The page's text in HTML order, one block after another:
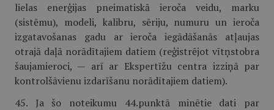
lielas enerģijas pneimatiskā ieroča veidu, marku
(sistēmu), modeli, kalibru, sēriju, numuru un ieroča
izgatavošanas gadu ar ieroča iegādāšanās atļaujas
otrajā daļā norādītajiem datiem (reģistrējot vītņstobra
šaujamieroci, — arī ar Ekspertīžu centra izziņā par
kontrolšāvienu izdarīšanu norādītajiem datiem).
45. Ja šo noteikumu 44.punktā minētie dati par